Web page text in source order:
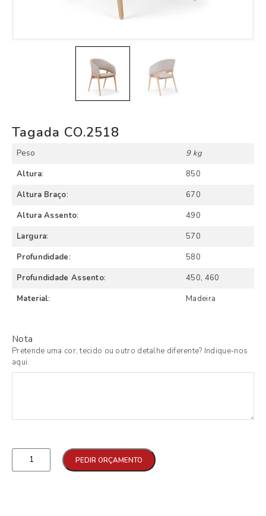
Tagada CO.2518
Peso
9 kg
Altura:
850
Altura Braço:
670
Altura Assento:
490
Largura:
570
Profundidade:
580
Profundidade Assento:
450, 460
Material: Madeira
Nota
Pretende uma cor, tecido ou outro detalhe diferente? Indique-nos
aqui.
PEDIR ORÇAMENTO